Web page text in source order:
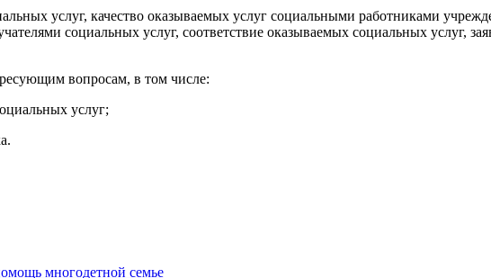
услуг, качество оказываемых услуг социальными работниками
социальных услуг, соответствие оказываемых социальных услуг,
вопросам, в том числе:
услуг;
многодетной семье